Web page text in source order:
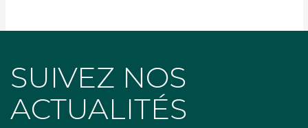
SUIVEZ NOS
ACTUALITÉS